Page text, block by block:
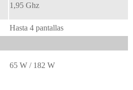
1,95 Ghz
Hasta 4 pantallas
65 W / 182 W